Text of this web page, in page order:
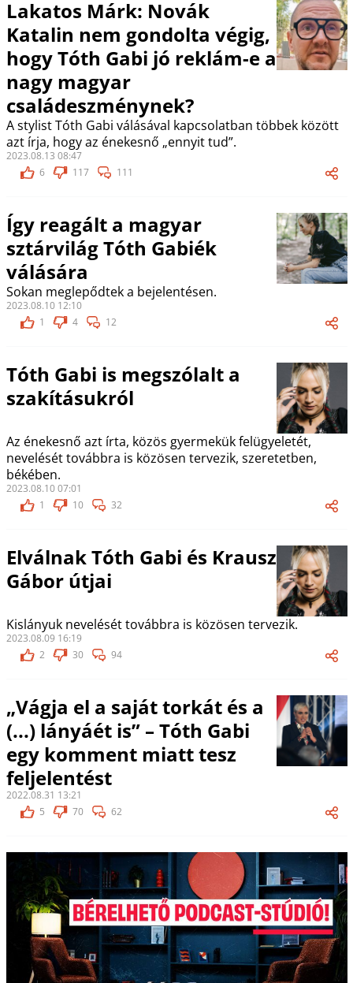
Lakatos Márk: Novák
Katalin nem gondolta végig,
hogy Tóth Gabi jó reklám-e a
nagy magyar
családeszménynek?
A stylist Tóth Gabi válásával kapcsolatban többek között
azt írja, hogy az énekesnő „ennyit tud”.
2023.08.13 08:47
6
117 111
Így reagált a magyar
sztárvilág Tóth Gabiék
válására
Sokan meglepődtek a bejelentésen.
2023.08.10 12:10
1
4 12
Tóth Gabi is megszólalt a
szakításukról
Az énekesnő azt írta, közös gyermekük felügyeletét,
nevelését továbbra is közösen tervezik, szeretetben,
békében.
2023.08.10 07:01
1
10 32
Elválnak Tóth Gabi és Krausz
Gábor útjai
Kislányuk nevelését továbbra is közösen tervezik.
2023.08.09 16:19
2
30 94
„Vágja el a saját torkát és a
(...) lányáét is” – Tóth Gabi
egy komment miatt tesz
feljelentést
2022.08.31 13:21
5
70 62